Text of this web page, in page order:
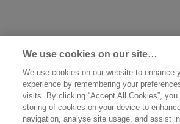
We use cookies on our site…
We use cookies on our website to enhance
experience by remembering your
visits. By clicking “Accept All Cookies”, you
storing of cookies on your device to
navigation, analyse site usage, and assist